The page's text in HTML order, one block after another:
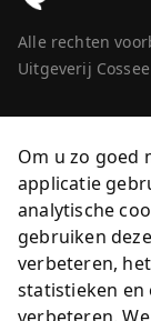
Alle rechten
Uitgeverij
Om u zo goed
applicatie
analytische
gebruiken
verbeteren,
statistieken